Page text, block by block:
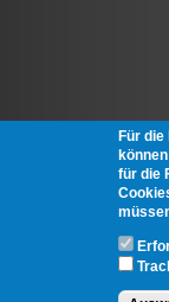
Für
für die